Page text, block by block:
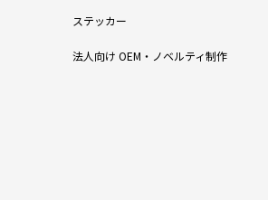
ステッカー
法人向け OEM・ノベルティ制作